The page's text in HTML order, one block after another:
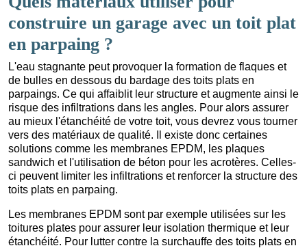
construire un garage avec un toit plat
en parpaing ?
L'eau stagnante peut provoquer la formation de flaques et
de bulles en dessous du bardage des toits plats en
parpaings. Ce qui affaiblit leur structure et augmente ainsi le
risque des infiltrations dans les angles. Pour alors assurer
au mieux l'étanchéité de votre toit, vous devrez vous tourner
vers des matériaux de qualité. Il existe donc certaines
solutions comme les membranes EPDM, les plaques
sandwich et l'utilisation de béton pour les acrotères. Celles-
ci peuvent limiter les infiltrations et renforcer la structure des
toits plats en parpaing.
Les membranes EPDM sont par exemple utilisées sur les
toitures plates pour assurer leur isolation thermique et leur
étanchéité. Pour lutter contre la surchauffe des toits plats en